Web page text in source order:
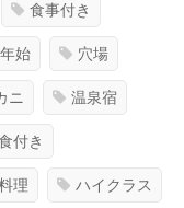
食事付き
始 穴場
ニ 温泉宿
付き
理 ハイクラス